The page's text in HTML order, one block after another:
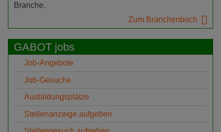
Branche.
Zum Branchenbuch
GABOT jobs
Job-Angebote
Job-Gesuche
Ausbildungsplätze
Stellenanzeige aufgeben